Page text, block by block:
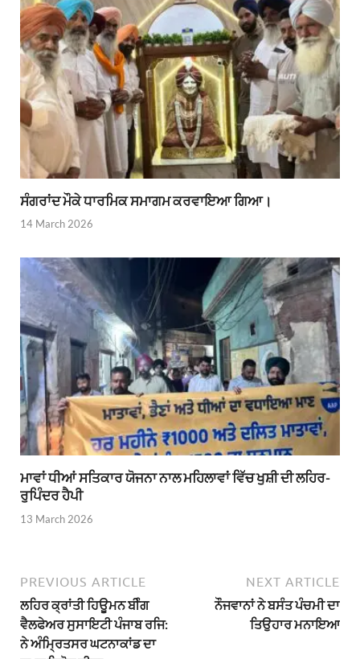
ਸੰਗਰਾਂਦ ਮੌਕੇ ਧਾਰਮਿਕ ਸਮਾਗਮ ਕਰਵਾਇਆ ਗਿਆ।
14 March 2026
ਮਾਵਾਂ ਧੀਆਂ ਸਤਿਕਾਰ ਯੋਜਨਾ ਨਾਲ ਮਹਿਲਾਵਾਂ ਵਿੱਚ ਖੁਸ਼ੀ ਦੀ ਲਹਿਰ-
ਰੁਪਿੰਦਰ ਹੈਪੀ
13 March 2026
PREVIOUS ARTICLE
ਲਹਿਰ ਕ੍ਰਾਂਤੀ ਹਿਊਮਨ ਬੀੰਗ
ਵੈਲਫੇਅਰ ਸੁਸਾਇਟੀ ਪੰਜਾਬ ਰਜਿ:
ਨੇ ਅੰਮ੍ਰਿਤਸਰ ਘਟਨਾਕਾਂਡ ਦਾ
NEXT ARTICLE
ਨੌਜਵਾਨਾਂ ਨੇ ਬਸੰਤ ਪੰਚਮੀ ਦਾ
ਤਿਉਹਾਰ ਮਨਾਇਆ